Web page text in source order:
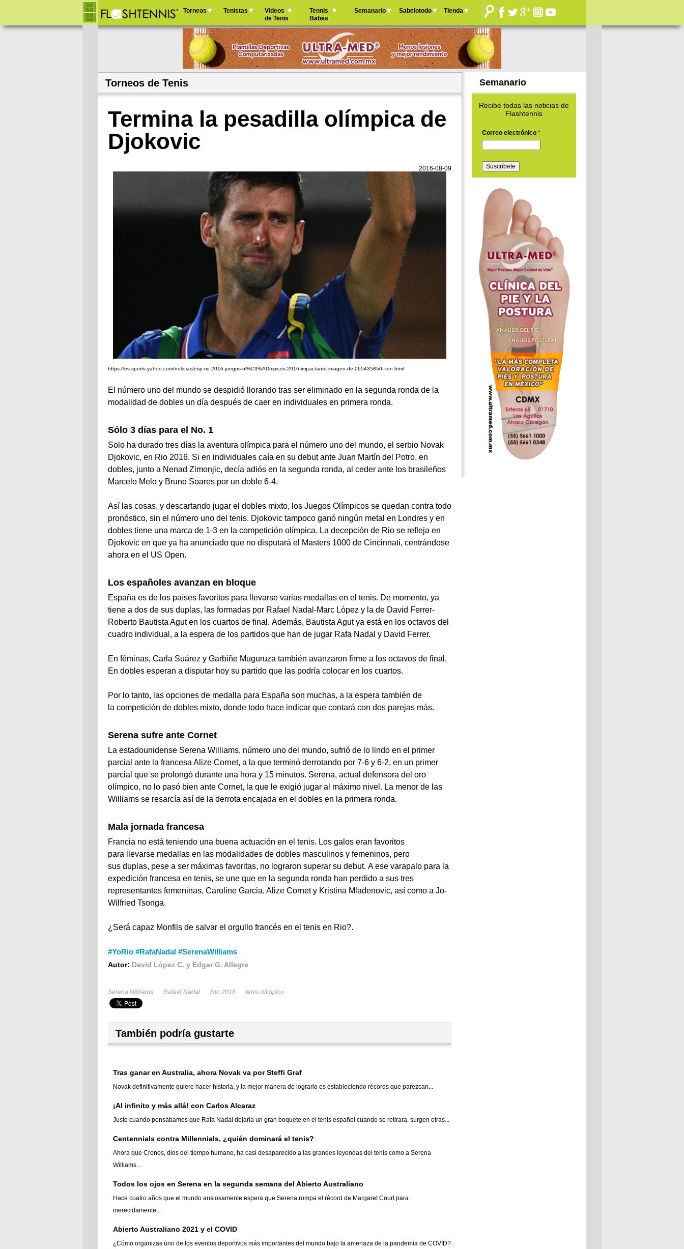
Jump to navigation
principal
Torneos Tenistas
Videos
de Tenis
Tennis
Babes
Semanario Sabelotodo Tienda
Torneos de Tenis
Termina la pesadilla olímpica de
Djokovic
2016-08-09
https://es.sports.yahoo.com/noticias/esp-rio-2016-juegos-ol%C3%ADmpicos-2016-impactante-imagen-de-065435850--ten.html
El número uno del mundo se despidió llorando tras ser eliminado en la segunda ronda de la
modalidad de dobles un día después de caer en individuales en primera ronda.
Sólo 3 días para el No. 1
Solo ha durado tres días la aventura olímpica para el número uno del mundo, el serbio Novak
Djokovic, en Rio 2016. Si en individuales caía en su debut ante Juan Martín del Potro, en
dobles, junto a Nenad Zimonjic, decía adiós en la segunda ronda, al ceder ante los brasileños
Marcelo Melo y Bruno Soares por un doble 6-4.
Así las cosas, y descartando jugar el dobles mixto, los Juegos Olímpicos se quedan contra todo
pronóstico, sin el número uno del tenis. Djokovic tampoco ganó ningún metal en Londres y en
dobles tiene una marca de 1-3 en la competición olímpica. La decepción de Rio se refleja en
Djokovic en que ya ha anunciado que no disputará el Masters 1000 de Cincinnati, centrándose
ahora en el US Open.
Los españoles avanzan en bloque
España es de los países favoritos para llevarse varias medallas en el tenis. De momento, ya
tiene a dos de sus duplas, las formadas por Rafael Nadal-Marc López y la de David Ferrer-
Roberto Bautista Agut en los cuartos de final. Además, Bautista Agut ya está en los octavos del
cuadro individual, a la espera de los partidos que han de jugar Rafa Nadal y David Ferrer.
En féminas, Carla Suárez y Garbiñe Muguruza también avanzaron firme a los octavos de final.
En dobles esperan a disputar hoy su partido que las podría colocar en los cuartos.
Por lo tanto, las opciones de medalla para España son muchas, a la espera también de
la competición de dobles mixto, donde todo hace indicar que contará con dos parejas más.
Serena sufre ante Cornet
La estadounidense Serena Williams, número uno del mundo, sufrió de lo lindo en el primer
parcial ante la francesa Alize Cornet, a la que terminó derrotando por 7-6 y 6-2, en un primer
parcial que se prolongó durante una hora y 15 minutos. Serena, actual defensora del oro
olímpico, no lo pasó bien ante Cornet, la que le exigió jugar al máximo nivel. La menor de las
Williams se resarcía así de la derrota encajada en el dobles en la primera ronda.
Mala jornada francesa
Francia no está teniendo una buena actuación en el tenis. Los galos eran favoritos
para llevarse medallas en las modalidades de dobles masculinos y femeninos, pero
sus duplas, pese a ser máximas favoritas, no lograron superar su debut. A ese varapalo para la
expedición francesa en tenis, se une que en la segunda ronda han perdido a sus tres
representantes femeninas, Caroline Garcia, Alize Cornet y Kristina Mladenovic, así como a Jo-
Wilfried Tsonga.
¿Será capaz Monfils de salvar el orgullo francés en el tenis en Rio?.
#YoRio #RafaNadal #SerenaWilliams
Autor: David López C. y Edgar G. Allegre
Serena Williams Rafael Nadal Rio 2016 tenis olimpico
También podría gustarte
Tras ganar en Australia, ahora Novak va por Steffi Graf
Novak definitivamente quiere hacer historia, y la mejor manera de lograrlo es estableciendo récords que parezcan...
¡Al infinito y más allá! con Carlos Alcaraz
Justo cuando pensábamos que Rafa Nadal dejaría un gran boquete en el tenis español cuando se retirara, surgen otras...
Centennials contra Millennials, ¿quién dominará el tenis?
Ahora que Cronos, dios del tiempo humano, ha casi desaparecido a las grandes leyendas del tenis como a Serena
Williams...
Todos los ojos en Serena en la segunda semana del Abierto Australiano
Hace cuatro años que el mundo ansiosamente espera que Serena rompa el récord de Margaret Court para
merecidamente...
Abierto Australiano 2021 y el COVID
¿Cómo organizas uno de los eventos deportivos más importantes del mundo bajo la amenaza de la pandemia de COVID?
Semanario
Recibe todas las noticias de
Flashtennis
Correo electrónico *